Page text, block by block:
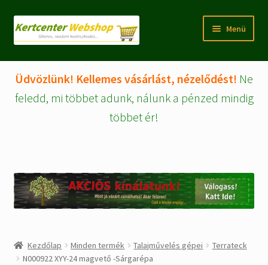
Ugrás
Kilépés
Menü
Rólunk
Fiókom/regisztráció
Kosár
menu
Kezdőlap
Üdvözlünk! Kellemes vásárlást, nézelődést! Ne
feledd, mi többet adunk, nálunk a pénzed mindig
többet ér!
Kezdőlap Minden termék Talajművelés gépei
Terrateck
N000922 XYY-24 magvető -Sárgarépa